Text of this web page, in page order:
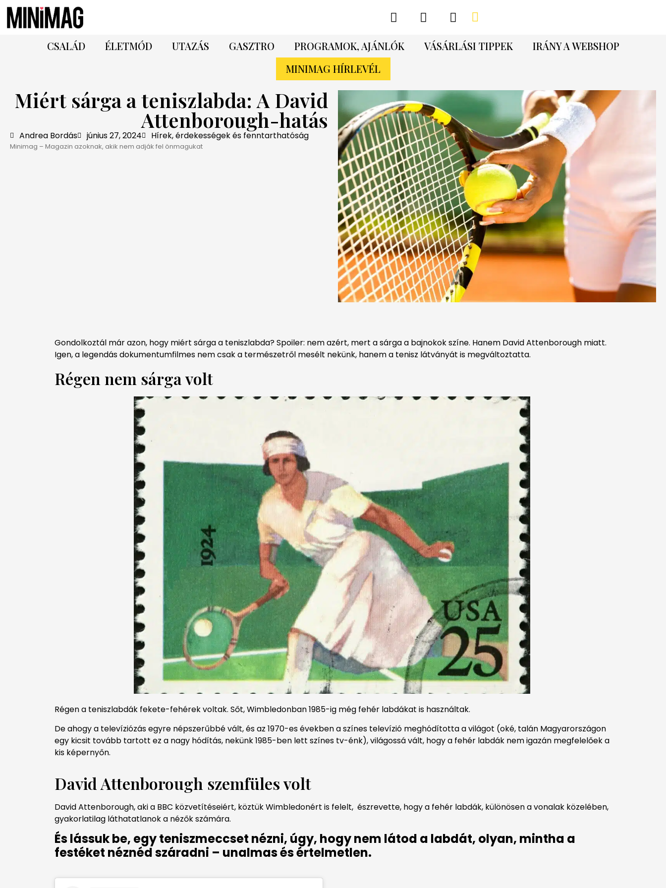
CSALÁD ÉLETMÓD UTAZÁS GASZTRO PROGRAMOK, AJÁNLÓK VÁSÁRLÁSI TIPPEK
IRÁNY A WEBSHOP
MINIMAG HÍRLEVÉL
Miért sárga a teniszlabda: A David
Attenborough-hatás
Andrea Bordás június 27, 2024 Hírek, érdekességek és fenntarthatóság
Minimag – Magazin azoknak, akik nem adják fel önmagukat
Gondolkoztál már azon, hogy miért sárga a teniszlabda? Spoiler: nem azért, mert a sárga a bajnokok színe. Hanem David Attenborough miatt.
Igen, a legendás dokumentumfilmes nem csak a természetről mesélt nekünk, hanem a tenisz látványát is megváltoztatta.
Régen nem sárga volt
Régen a teniszlabdák fekete-fehérek voltak. Sőt, Wimbledonban 1985-ig még fehér labdákat is használtak.
De ahogy a televíziózás egyre népszerűbbé vált, és az 1970-es években a színes televízió meghódította a világot (oké, talán Magyarországon
egy kicsit tovább tartott ez a nagy hódítás, nekünk 1985-ben lett színes tv-énk), világossá vált, hogy a fehér labdák nem igazán megfelelőek a
kis képernyőn.
David Attenborough szemfüles volt
David Attenborough, aki a BBC közvetítéseiért, köztük Wimbledonért is felelt, észrevette, hogy a fehér labdák, különösen a vonalak közelében,
gyakorlatilag láthatatlanok a nézők számára.
És lássuk be, egy teniszmeccset nézni, úgy, hogy nem látod a labdát, olyan, mintha a
festéket néznéd száradni – unalmas és értelmetlen.